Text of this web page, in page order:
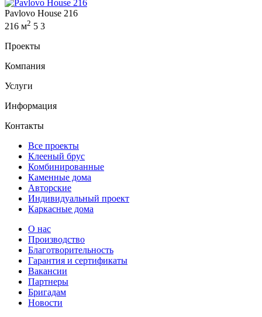
Pavlovo House 216
216 м2 5 3
Проекты
Компания
Услуги
Информация
Контакты
Все проекты
Клееный брус
Комбинированные
Каменные дома
Авторские
Индивидуальный проект
Каркасные дома
О нас
Производство
Благотворительность
Гарантия и сертификаты
Вакансии
Партнеры
Бригадам
Новости